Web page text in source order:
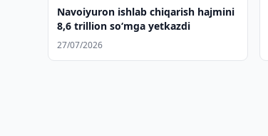
Navoiyuron ishlab chiqarish hajmini
8,6 trillion soʻmga yetkazdi
27/07/2026